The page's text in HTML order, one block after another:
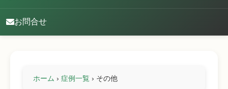
お問合せ
ホーム › 症例一覧 › その他